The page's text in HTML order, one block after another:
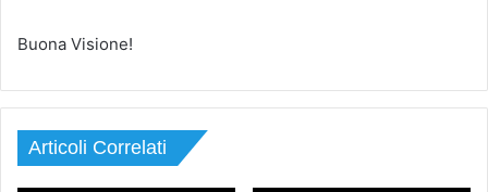
Buona Visione!
Articoli Correlati